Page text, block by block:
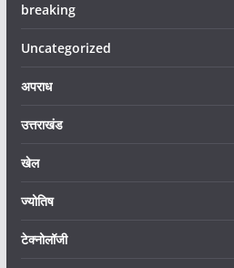
breaking
Uncategorized
अपराध
उत्तराखंड
खेल
ज्योतिष
टेक्नोलॉजी